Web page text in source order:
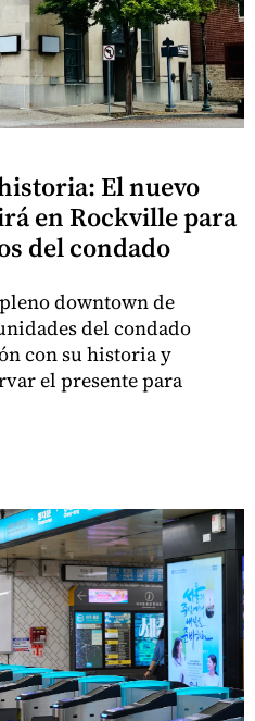
El nuevo
en Rockville para
del condado
downtown de
del condado
con su historia y
el presente para